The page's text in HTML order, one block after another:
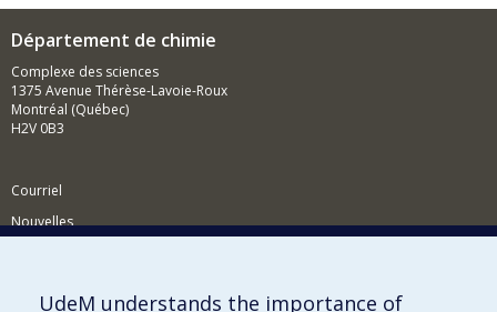
Département de chimie
Complexe des sciences
1375 Avenue Thérèse-Lavoie-Roux
Montréal (Québec)
H2V 0B3
Courriel
Nouvelles
Comment soutenir le Département?
UdeM understands the importance of